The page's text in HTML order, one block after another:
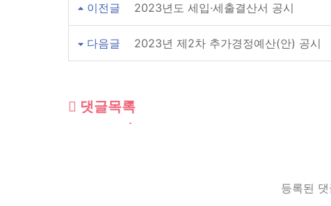
이전글 2023년도 세입·세출결산서 공시
다음글 2023년 제2차 추가경정예산(안) 공시
댓글목록
등록된